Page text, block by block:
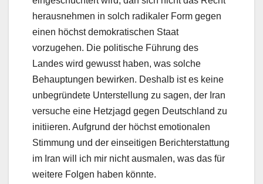
herausnehmen in solch radikaler Form gegen
einen höchst demokratischen Staat
vorzugehen. Die politische Führung des
Landes wird gewusst haben, was solche
Behauptungen bewirken. Deshalb ist es keine
unbegründete Unterstellung zu sagen, der Iran
versuche eine Hetzjagd gegen Deutschland zu
initiieren. Aufgrund der höchst emotionalen
Stimmung und der einseitigen Berichterstattung
im Iran will ich mir nicht ausmalen, was das für
weitere Folgen haben könnte.